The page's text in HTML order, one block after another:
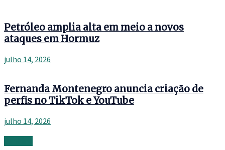
Petróleo amplia alta em meio a novos
ataques em Hormuz
julho 14, 2026
Fernanda Montenegro anuncia criação de
perfis no TikTok e YouTube
julho 14, 2026